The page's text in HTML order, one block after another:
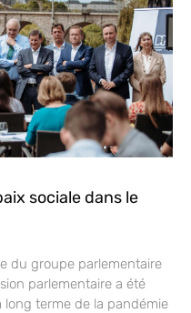
sociale dans le
du groupe parlementaire
parlementaire a été
long terme de la pandémie